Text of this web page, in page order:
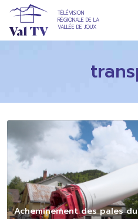
TÉLÉVISION
RÉGIONALE DE LA
VALLÉE DE JOUX
Acheminement des pales